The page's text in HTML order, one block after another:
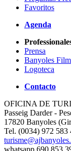
Favoritos
Agenda
Prensa
Banyoles
Logoteca
Contacto
OFICINA DE
Passeig Darder -
17820 Banyoles
Tel. (0034) 972 583